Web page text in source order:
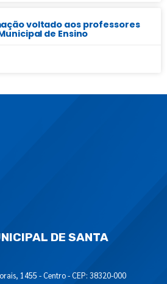
voltado aos professores
de Ensino
DE SANTA
1455 - Centro - CEP: 38320-000